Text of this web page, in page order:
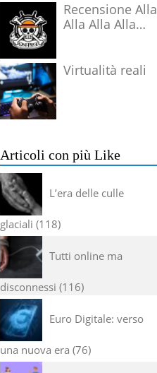
Recensione Alla
Alla Alla Alla
Virtualità reali
Articoli con più Like
L’era delle culle
glaciali 118
Tutti online ma
disconnessi 116
Euro Digitale: verso
una nuova era 76